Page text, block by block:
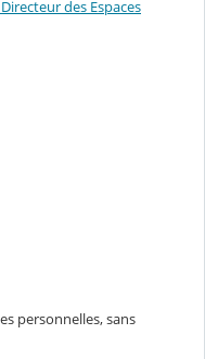
des Espaces
personnelles, sans